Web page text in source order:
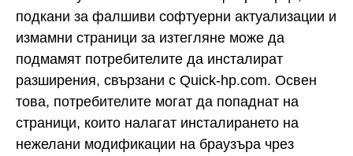
подкани за фалшиви софтуерни актуализации и
измамни страници за изтегляне може да
подмамят потребителите да инсталират
разширения, свързани с Quick-hp.com. Освен
това, потребителите могат да попаднат на
страници, които налагат инсталирането на
нежелани модификации на браузъра чрез